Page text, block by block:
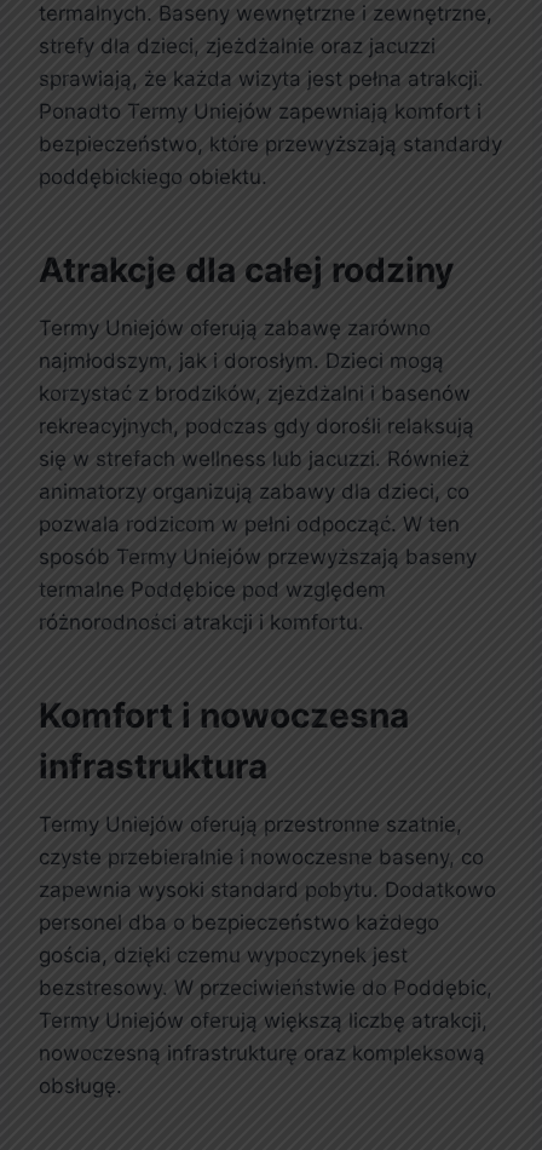
termalnych. Baseny wewnętrzne i zewnętrzne,
strefy dla dzieci, zjeżdżalnie oraz jacuzzi
sprawiają, że każda wizyta jest pełna atrakcji.
Ponadto Termy Uniejów zapewniają komfort i
bezpieczeństwo, które przewyższają standardy
poddębickiego obiektu.
Atrakcje dla całej rodziny
Termy Uniejów oferują zabawę zarówno
najmłodszym, jak i dorosłym. Dzieci mogą
korzystać z brodzików, zjeżdżalni i basenów
rekreacyjnych, podczas gdy dorośli relaksują
się w strefach wellness lub jacuzzi. Również
animatorzy organizują zabawy dla dzieci, co
pozwala rodzicom w pełni odpocząć. W ten
sposób Termy Uniejów przewyższają baseny
termalne Poddębice pod względem
różnorodności atrakcji i komfortu.
Komfort i nowoczesna
infrastruktura
Termy Uniejów oferują przestronne szatnie,
czyste przebieralnie i nowoczesne baseny, co
zapewnia wysoki standard pobytu. Dodatkowo
personel dba o bezpieczeństwo każdego
gościa, dzięki czemu wypoczynek jest
bezstresowy. W przeciwieństwie do Poddębic,
Termy Uniejów oferują większą liczbę atrakcji,
nowoczesną infrastrukturę oraz kompleksową
obsługę.